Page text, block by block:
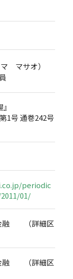
マサオ）
1号 通巻242号
periodic
01/
金融 （詳細区
金融 （詳細区